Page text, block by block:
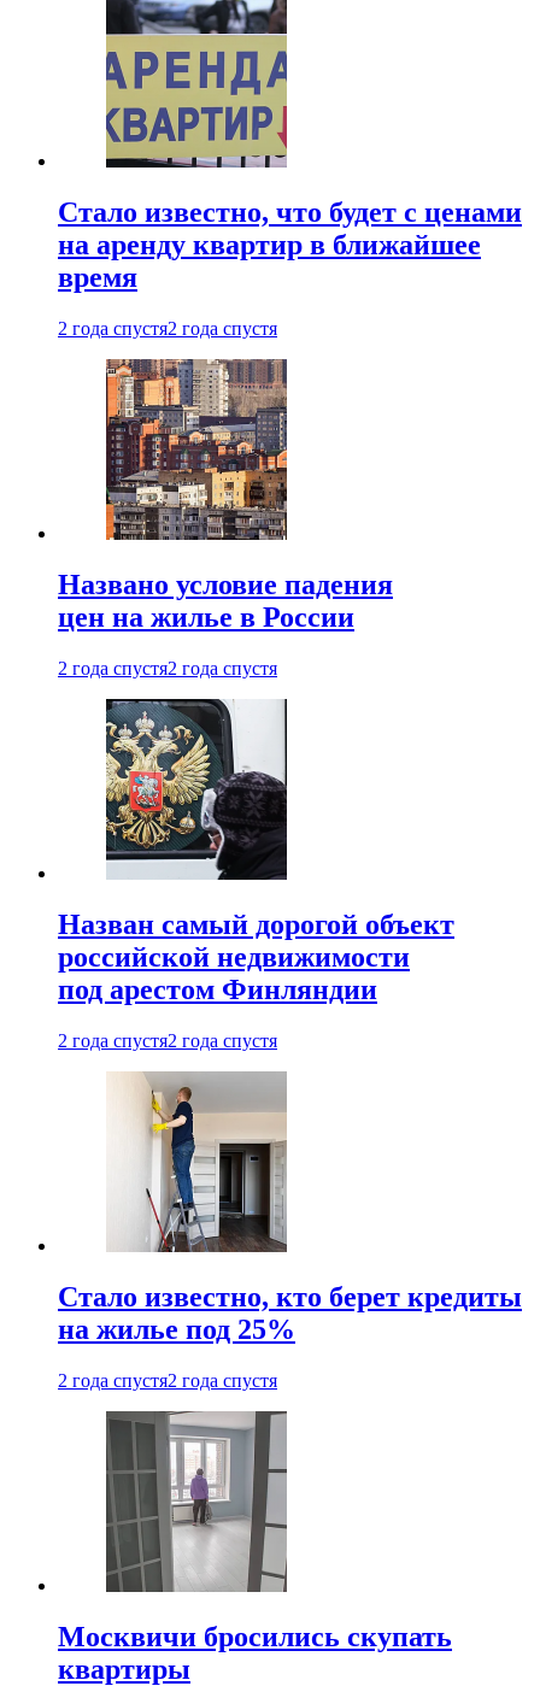
Стало известно, что будет с ценами
на аренду квартир в ближайшее
время
2 года спустя2 года спустя
Названо условие падения
цен на жилье в России
2 года спустя2 года спустя
Назван самый дорогой объект
российской недвижимости
под арестом Финляндии
2 года спустя2 года спустя
Стало известно, кто берет кредиты
на жилье под 25%
2 года спустя2 года спустя
Москвичи бросились скупать
квартиры